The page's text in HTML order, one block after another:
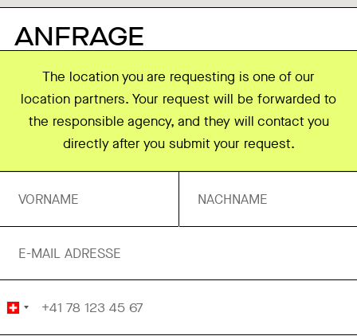
ANFRAGE
The location you are requesting is one of our
location partners. Your request will be forwarded to
the responsible agency, and they will contact you
directly after you submit your request.